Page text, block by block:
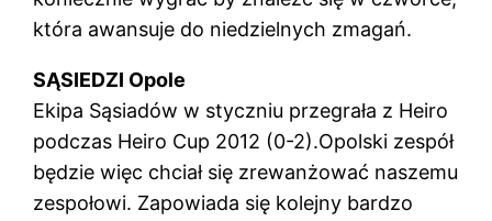
która awansuje do niedzielnych zmagań.
SĄSIEDZI Opole
Ekipa Sąsiadów w styczniu przegrała z Heiro
podczas Heiro Cup 2012 (0-2).Opolski zespół
będzie więc chciał się zrewanżować naszemu
zespołowi. Zapowiada się kolejny bardzo